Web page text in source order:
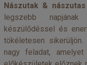
Nászutak &
legszebb
készülődéssel és
tökéletesen
nagy feladat,